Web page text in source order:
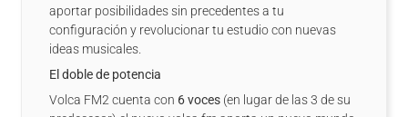
aportar posibilidades sin precedentes a tu
configuración y revolucionar tu estudio con nuevas
ideas musicales.
El doble de potencia
Volca FM2 cuenta con 6 voces (en lugar de las 3 de su